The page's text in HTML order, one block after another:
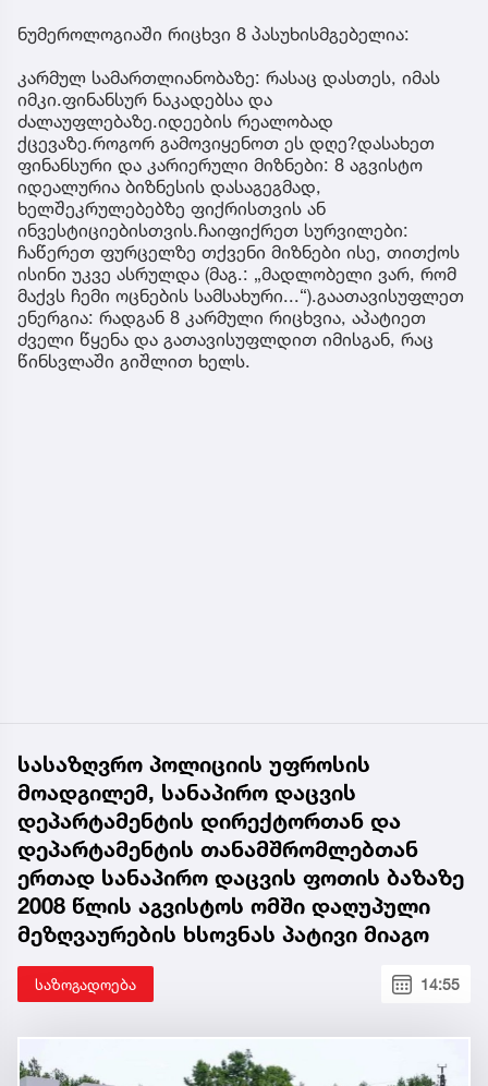
ნუმეროლოგიაში რიცხვი 8 პასუხისმგებელია:
კარმულ სამართლიანობაზე: რასაც დასთეს, იმას
იმკი.ფინანსურ ნაკადებსა და
ძალაუფლებაზე.იდეების რეალობად
ქცევაზე.როგორ გამოვიყენოთ ეს დღე?დასახეთ
ფინანსური და კარიერული მიზნები: 8 აგვისტო
იდეალურია ბიზნესის დასაგეგმად,
ხელშეკრულებებზე ფიქრისთვის ან
ინვესტიციებისთვის.ჩაიფიქრეთ სურვილები:
ჩაწერეთ ფურცელზე თქვენი მიზნები ისე, თითქოს
ისინი უკვე ასრულდა (მაგ.: „მადლობელი ვარ, რომ
მაქვს ჩემი ოცნების სამსახური...“).გაათავისუფლეთ
ენერგია: რადგან 8 კარმული რიცხვია, აპატიეთ
ძველი წყენა და გათავისუფლდით იმისგან, რაც
წინსვლაში გიშლით ხელს.
სასაზღვრო პოლიციის უფროსის
მოადგილემ, სანაპირო დაცვის
დეპარტამენტის დირექტორთან და
დეპარტამენტის თანამშრომლებთან
ერთად სანაპირო დაცვის ფოთის ბაზაზე
2008 წლის აგვისტოს ომში დაღუპული
მეზღვაურების ხსოვნას პატივი მიაგო
საზოგადოება 14:55